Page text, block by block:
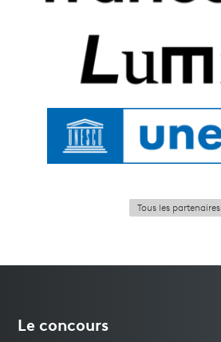
Tous les partenaires
Le concours